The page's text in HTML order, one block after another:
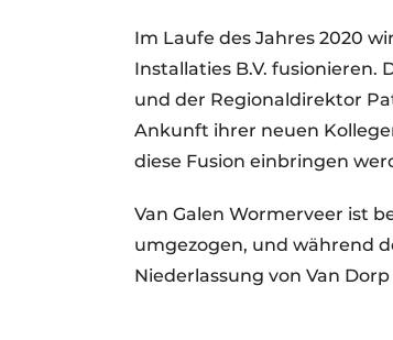
Im Laufe des Jahres 2020
Installaties B.V. fusionieren.
und der Regionaldirektor
Ankunft ihrer neuen
diese Fusion einbringen
Van Galen Wormerveer ist
umgezogen, und während
Niederlassung von Van